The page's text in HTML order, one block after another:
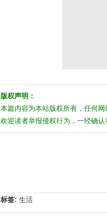
版权声明：
本篇内容为本站版权所有，任何
欢迎读者举报侵权行为，一经确认
标签: 生活